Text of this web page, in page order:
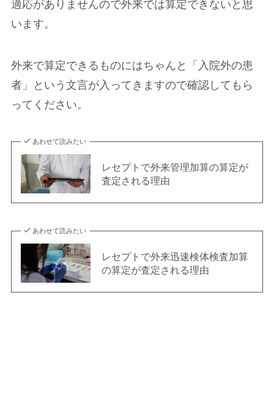
適応がありませんので外来では算定できないと思
います。
外来で算定できるものにはちゃんと「入院外の患
者」という文言が入ってきますので確認してもら
ってください。
あわせて読みたい
レセプトで外来管理加算の算定が
査定される理由
あわせて読みたい
レセプトで外来迅速検体検査加算
の算定が査定される理由